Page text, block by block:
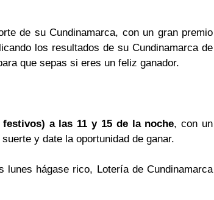
de su Cundinamarca, con un gran premio
los resultados de su Cundinamarca de
que sepas si eres un feliz ganador.
a las 11 y 15 de la noche, con un
y date la oportunidad de ganar.
hágase rico, Lotería de Cundinamarca